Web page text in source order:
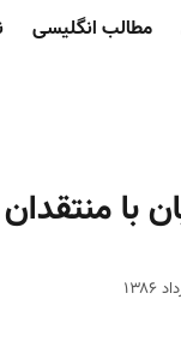
مطالب انگلیسی
با